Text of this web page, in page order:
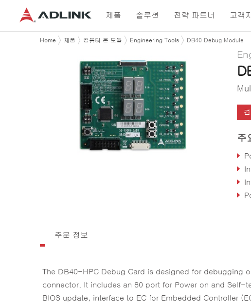
제품 솔루션 전략 파트너 고객
Home 제품 컴퓨터 온 모듈 Engineering Tools DB40 Debug Module
주
주문 정보
The DB40-HPC Debug Card is designed for debugging
connector. It includes an 80 port for Power on and Self-
BIOS update, interface to EC for Embedded Controller